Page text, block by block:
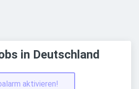
in Deutschland
aktivieren!